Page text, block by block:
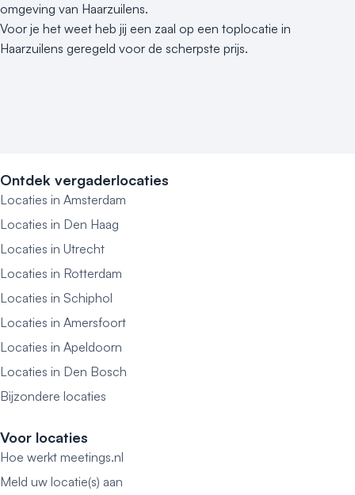
omgeving van Haarzuilens.
Voor je het weet heb jij een zaal op een toplocatie in
Haarzuilens geregeld voor de scherpste prijs.
Ontdek vergaderlocaties
Locaties in Amsterdam
Locaties in Den Haag
Locaties in Utrecht
Locaties in Rotterdam
Locaties in Schiphol
Locaties in Amersfoort
Locaties in Apeldoorn
Locaties in Den Bosch
Bijzondere locaties
Voor locaties
Hoe werkt meetings.nl
Meld uw locatie(s) aan